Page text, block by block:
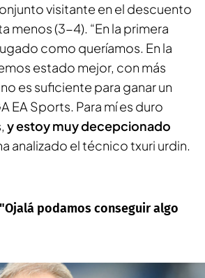
visitante en el descuento
menos (3-4). “En la primera
como queríamos. En la
estado mejor, con más
es suficiente para ganar un
EA Sports. Para mí es duro
y estoy muy decepcionado
analizado el técnico txuri urdin.
podamos conseguir algo